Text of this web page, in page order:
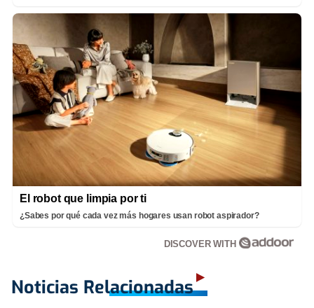
El robot que limpia por ti
¿Sabes por qué cada vez más hogares usan robot aspirador?
DISCOVER WITH
Noticias Relacionadas